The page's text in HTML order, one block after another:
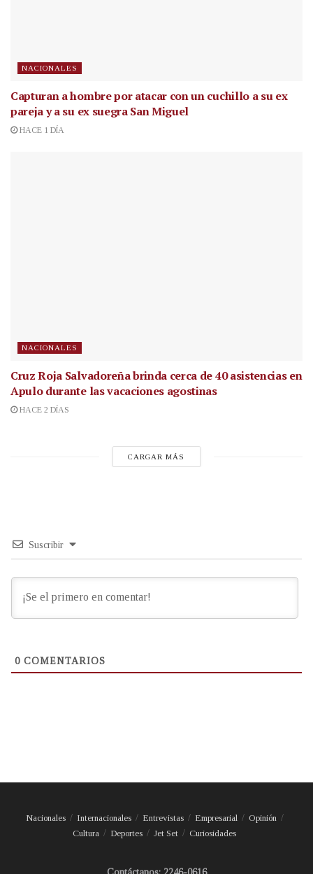
NACIONALES
Capturan a hombre por atacar con un cuchillo a su ex
pareja y a su ex suegra San Miguel
HACE 1 DÍA
NACIONALES
Cruz Roja Salvadoreña brinda cerca de 40 asistencias en
Apulo durante las vacaciones agostinas
HACE 2 DÍAS
CARGAR MÁS
Suscribir
0 COMENTARIOS
Nacionales Internacionales Entrevistas Empresarial
Opinión
Cultura
Deportes Jet Set Curiosidades